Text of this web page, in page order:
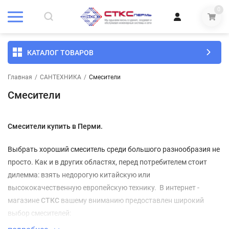
0
КАТАЛОГ ТОВАРОВ
Главная / САНТЕХНИКА / Смесители
Смесители
Смесители купить в Перми.
Выбрать хороший смеситель среди большого разнообразия не
просто. Как и в других областях, перед потребителем стоит
дилемма: взять недорогую китайскую или
высококачественную европейскую технику. В интернет -
магазине СТКС вашему вниманию предоставлен широкий
выбор смесителей: